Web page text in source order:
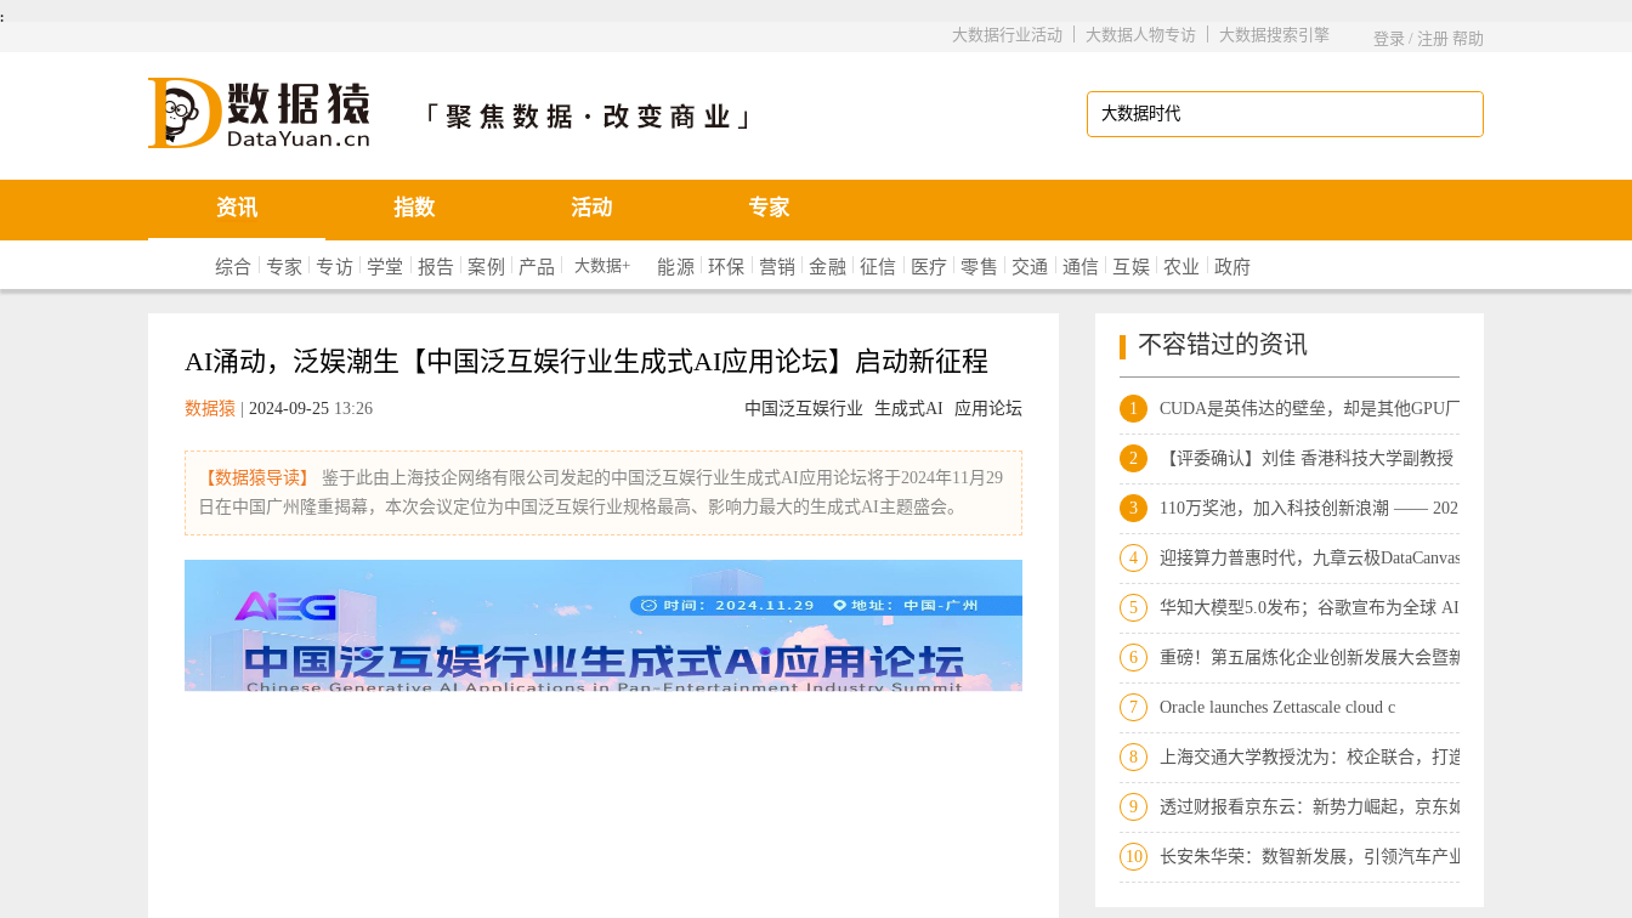
܄
登录 / 注册 帮助
大数据搜索引擎
|
大数据人物专访
|
大数据行业活动
数据猿
资讯 指数 活动 专家
综合 | 专家 |专访| 学堂 | 报告 | 案例 | 产品 | 大数据+ 能源 |环保 | 营销 |金融 |征信 | 医疗 | 零售 | 交通 | 通信 | 互娱 | 农业 | 政府
AI涌动，泛娱潮生【中国泛互娱行业生成式AI应用论坛】启动新征程
中国泛互娱行业 生成式AI 应用论坛
数据猿 2024-09-25 13:26
【数据猿导读】
鉴于此由上海技企网络有限公司发起的中国泛互娱行业生成式AI应用论坛将于2024年11月29
日在中国广州隆重揭幕，本次会议定位为中国泛互娱行业规格最高、影响力最大的生成式AI主题盛会。
不容错过的资讯
1 CUDA是英伟达的壁垒，却是其他GPU厂商的
2 【评委确认】刘佳 香港科技大学副教授丨
3 110万奖池，加入科技创新浪潮 —— 202
4 迎接算力普惠时代，九章云极DataCanvas算
5 华知大模型5.0发布；谷歌宣布为全球 AI
6 重磅！第五届炼化企业创新发展大会暨新技
7 Oracle launches Zettascale cloud c
8 上海交通大学教授沈为：校企联合，打造大
9 透过财报看京东云：新势力崛起，京东如何
10 长安朱华荣：数智新发展，引领汽车产业迈